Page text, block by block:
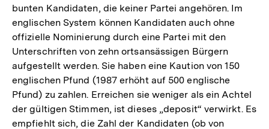
Auflösung
der
Fußnote
bunten Kandidaten, die keiner Partei angehören. Im
englischen System können Kandidaten auch ohne
offizielle Nominierung durch eine Partei mit den
Unterschriften von zehn ortsansässigen Bürgern
aufgestellt werden. Sie haben eine Kaution von 150
englischen Pfund (1987 erhöht auf 500 englische
Pfund) zu zahlen. Erreichen sie weniger als ein Achtel
der gültigen Stimmen, ist dieses „deposit“ verwirkt. Es
empfiehlt sich, die Zahl der Kandidaten (ob von